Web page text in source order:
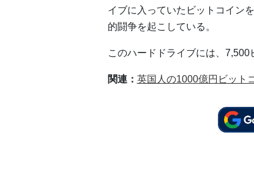
イブに入っていたビットコイン
的闘争を起こしている。
このハードドライブには、7,500
関連： 英国人の1000億円ビット